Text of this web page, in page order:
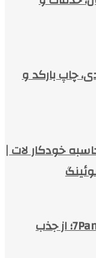
چاپ بارکد و
خودکار لات |
خدمات شبکه‌های اجتماعی 7Panel؛ از جذب